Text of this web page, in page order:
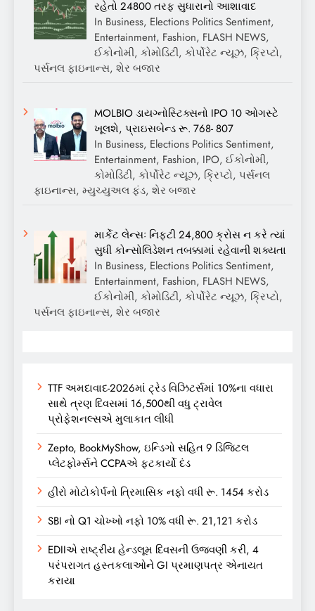
રહેતો 24800 તરફ સુધારાનો આશાવાદ
In Business, Elections Politics Sentiment,
Entertainment, Fashion, FLASH NEWS,
ઈકોનોમી, કોમોડિટી, કોર્પોરેટ ન્યૂઝ, ક્રિપ્ટો,
પર્સનલ ફાઇનાન્સ, શેર બજાર
MOLBIO ડાયગ્નોસ્ટિક્સનો IPO 10 ઓગસ્ટે
ખૂલશે, પ્રાઇસબેન્ડ રૂ. 768- 807
In Business, Elections Politics Sentiment,
Entertainment, Fashion, IPO, ઈકોનોમી,
કોમોડિટી, કોર્પોરેટ ન્યૂઝ, ક્રિપ્ટો, પર્સનલ
ફાઇનાન્સ, મ્યુચ્યુઅલ ફંડ, શેર બજાર
માર્કેટ લેન્સઃ નિફ્ટી 24,800 ક્રોસ ન કરે ત્યાં
સુધી કોન્સોલિડેશન તબક્કામાં રહેવાની શક્યતા
In Business, Elections Politics Sentiment,
Entertainment, Fashion, FLASH NEWS,
ઈકોનોમી, કોમોડિટી, કોર્પોરેટ ન્યૂઝ, ક્રિપ્ટો,
પર્સનલ ફાઇનાન્સ, શેર બજાર
TTF અમદાવાદ-2026માં ટ્રેડ વિઝિટર્સમાં 10%ના વધારા
સાથે ત્રણ દિવસમાં 16,500થી વધુ ટ્રાવેલ
પ્રોફેશનલ્સએ મુલાકાત લીધી
Zepto, BookMyShow, ઇન્ડિગો સહિત 9 ડિજિટલ
પ્લેટફોર્મ્સને CCPAએ ફટકાર્યો દંડ
હીરો મોટોકોર્પનો ત્રિમાસિક નફો વધી રૂ. 1454 કરોડ
SBI નો Q1 ચોખ્ખો નફો 10% વધી રૂ. 21,121 કરોડ
EDIIએ રાષ્ટ્રીય હેન્ડલૂમ દિવસની ઉજવણી કરી, 4
પરંપરાગત હસ્તકલાઓને GI પ્રમાણપત્ર એનાયત
કરાયા